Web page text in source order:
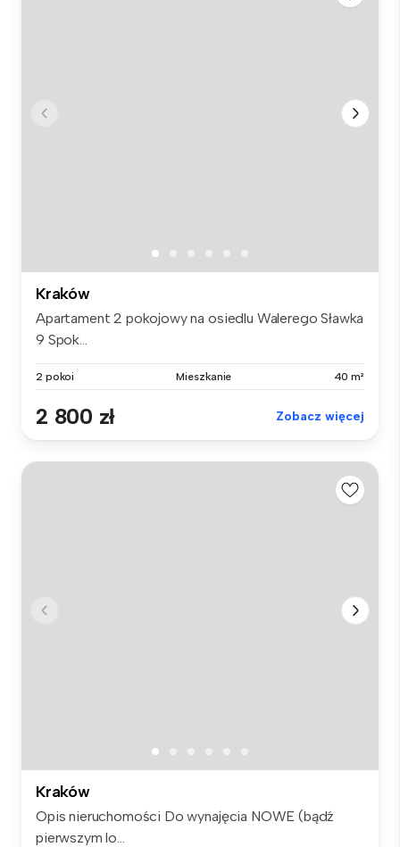
Kraków
Apartament 2 pokojowy na osiedlu Walerego Sławka
9 Spok...
2 pokoi Mieszkanie 40 m²
2 800 zł Zobacz więcej
Kraków
Opis nieruchomości Do wynajęcia NOWE (bądź
pierwszym lo...